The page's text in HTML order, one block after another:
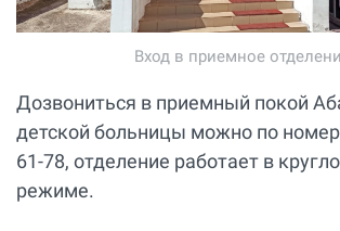
Вход в приемное
Дозвониться в приемный покой
детской больницы можно по
61-78, отделение работает в
режиме.